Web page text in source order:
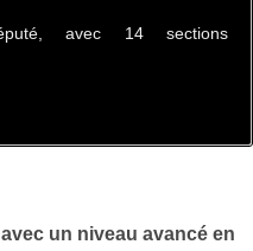
avec 14 sections
un niveau avancé en